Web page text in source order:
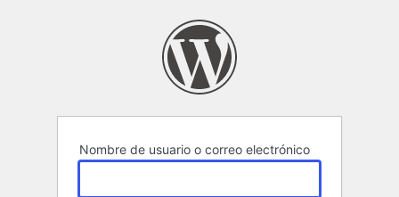
Nombre de usuario o correo electrónico